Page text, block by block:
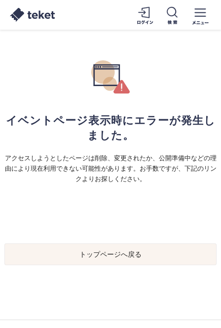
イベントページ表示時にエラーが発生し
ました。
アクセスしようとしたページは削除、変更されたか、公開準備中などの理
由により現在利用できない可能性があります。お手数ですが、下記のリン
クよりお探しください。
トップページへ戻る